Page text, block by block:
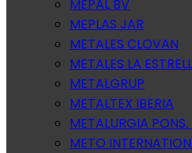
MEPAL BV
MEPLAS JAR
METALES CLOVAN
METALES LA
METALGRUP
METALTEX IBERIA
METALURGIA PONS.
METO